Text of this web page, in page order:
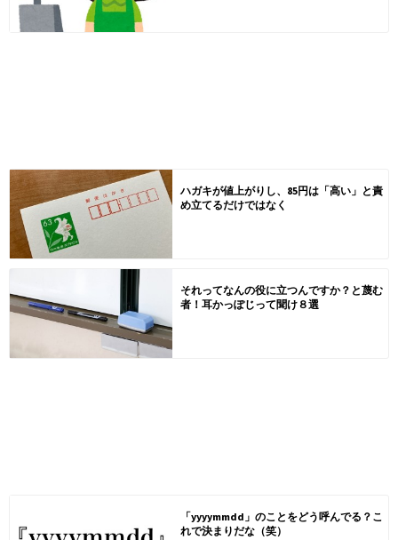
ハガキが値上がりし、85円は「高い」と責
め立てるだけではなく
それってなんの役に立つんですか？と蔑む
者！耳かっぽじって聞け８選
「yyyymmdd」のことをどう呼んでる？こ
れで決まりだな（笑）